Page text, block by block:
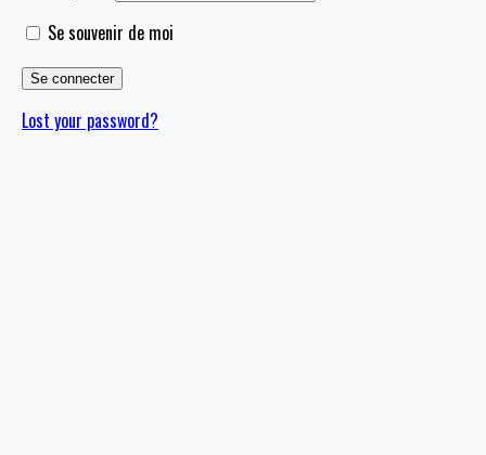
Se souvenir de moi
Lost your password?